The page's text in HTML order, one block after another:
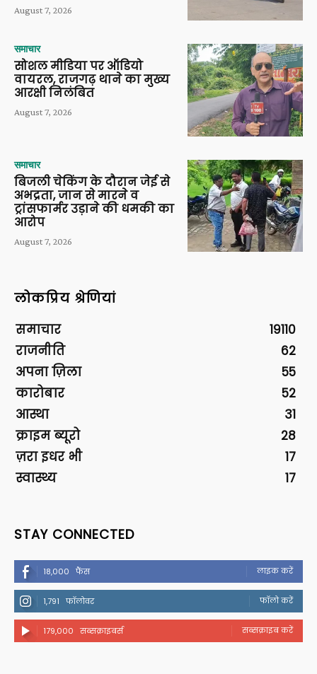
August 7, 2026
समाचार
सोशल मीडिया पर ऑडियो
वायरल, राजगढ़ थाने का मुख्य
आरक्षी निलंबित
August 7, 2026
समाचार
बिजली चेकिंग के दौरान जेई से
अभद्रता, जान से मारने व
ट्रांसफार्मर उड़ाने की धमकी का
आरोप
August 7, 2026
लोकप्रिय श्रेणियां
समाचार
19110
राजनीति
62
अपना ज़िला
55
कारोबार
52
आस्था
31
क्राइम ब्यूरो
28
ज़रा इधर भी
17
स्वास्थ्य
17
STAY CONNECTED
18,000 फैंस लाइक करें
1,791 फॉलोवर फॉलो करें
179,000 सब्सक्राइबर्स सब्सक्राइब करें